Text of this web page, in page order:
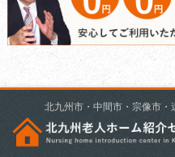
北九州市・中間市・宗像市・